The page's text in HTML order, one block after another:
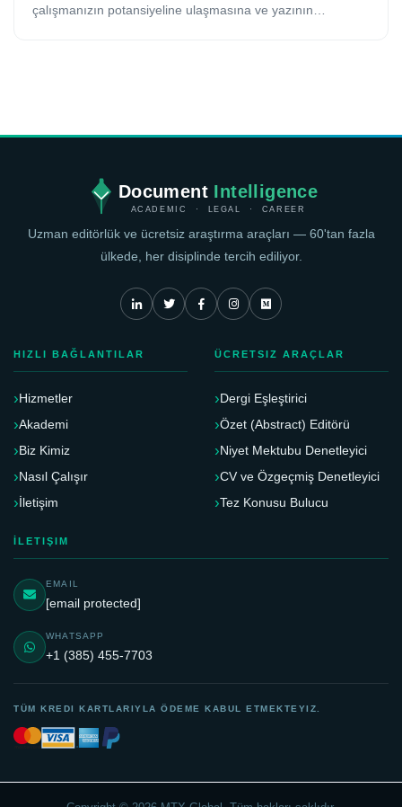
çalışmanızın potansiyeline ulaşmasına ve yazının
Document Intelligence
ACADEMIC · LEGAL · CAREER
Uzman editörlük ve ücretsiz araştırma araçları — 60'tan fazla
ülkede, her disiplinde tercih ediliyor.
HIZLI BAĞLANTILAR
Hizmetler
Akademi
Biz Kimiz
Nasıl Çalışır
İletişim
ÜCRETSIZ ARAÇLAR
Dergi Eşleştirici
Özet (Abstract) Editörü
Niyet Mektubu Denetleyici
CV ve Özgeçmiş Denetleyici
Tez Konusu Bulucu
İLETIŞIM
EMAIL
[email protected]
WHATSAPP
+1 (385) 455-7703
TÜM KREDI KARTLARIYLA ÖDEME KABUL ETMEKTEYIZ.